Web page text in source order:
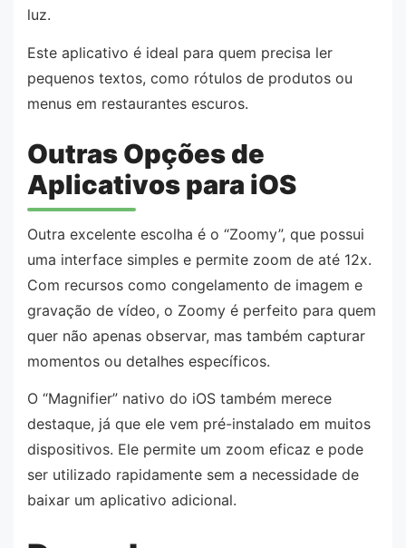
luz.
Este aplicativo é ideal para quem precisa ler
pequenos textos, como rótulos de produtos ou
menus em restaurantes escuros.
Outras Opções de
Aplicativos para iOS
Outra excelente escolha é o “Zoomy”, que possui
uma interface simples e permite zoom de até 12x.
Com recursos como congelamento de imagem e
gravação de vídeo, o Zoomy é perfeito para quem
quer não apenas observar, mas também capturar
momentos ou detalhes específicos.
O “Magnifier” nativo do iOS também merece
destaque, já que ele vem pré-instalado em muitos
dispositivos. Ele permite um zoom eficaz e pode
ser utilizado rapidamente sem a necessidade de
baixar um aplicativo adicional.